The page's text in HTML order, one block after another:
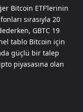
Bitcoin ETF’lerinin
sırasıyla 20
GBTC 19
tablo Bitcoin için
güçlü bir talep
piyasasına olan